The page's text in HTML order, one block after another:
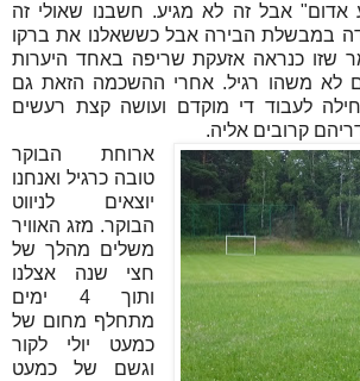
אבל זה לא מגיע. חשבנו שאולי זה
במבשלת הבירה אבל כששאלנו את ברקו
שזו כנראה אזעקת שריפה באחד היערות
לא משהו רגיל. אחרי ההשכמה הזאת גם
לעבוד די מוקדם ועושה קצת רעשים
קרובים אליה.
ארוחת הבוקר
טובה כרגיל ואנחנו
יוצאים לניווט
הבוקר. מזג האוויר
משלים מהלך של
חצי שנה אצלנו
ותוך 4 ימים
מתחלף מחום של
כמעט יולי לקור
וגשם של כמעט